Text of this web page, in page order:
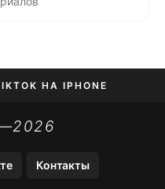
НА IPHONE
Контакты